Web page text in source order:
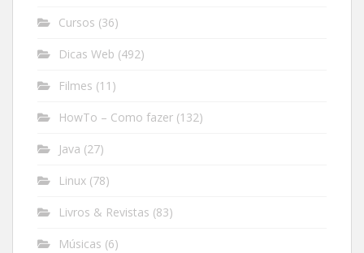
Cursos (36)
Dicas Web (492)
Filmes (11)
HowTo – Como fazer (132)
Java (27)
Linux (78)
Livros & Revistas (83)
Músicas (6)